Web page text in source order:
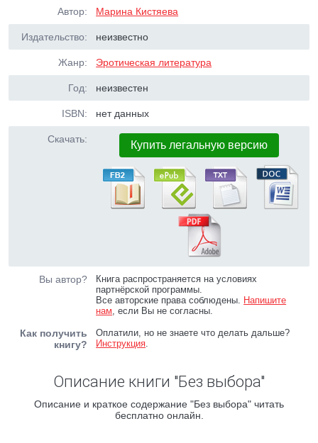
Автор: Марина Кистяева
Издательство: неизвестно
Жанр: Эротическая литература
Год: неизвестен
ISBN: нет данных
Скачать: Купить легальную версию
Вы автор?
Книга распространяется на условиях
партнёрской программы.
Все авторские права соблюдены. Напишите
нам, если Вы не согласны.
Как получить
книгу?
Оплатили, но не знаете что делать дальше?
Инструкция.
Описание книги "Без выбора"
Описание и краткое содержание "Без выбора" читать
бесплатно онлайн.